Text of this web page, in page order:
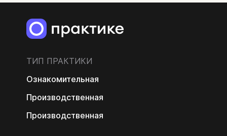
ТИП ПРАКТИКИ
Ознакомительная
Производственная
Производственная